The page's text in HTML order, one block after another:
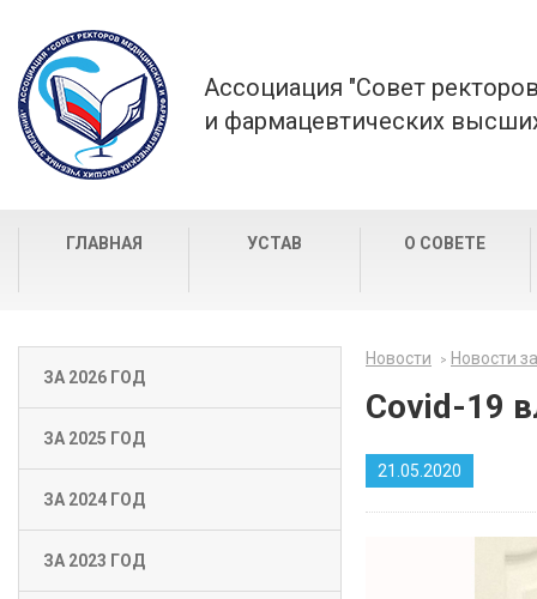
Ассоциация "Совет
и фармацевтических
ГЛАВНАЯ УСТАВ О СОВЕТЕ
ЗА 2026 ГОД
ЗА 2025 ГОД
ЗА 2024 ГОД
ЗА 2023 ГОД
Новости Новости
Covid-19
21.05.2020